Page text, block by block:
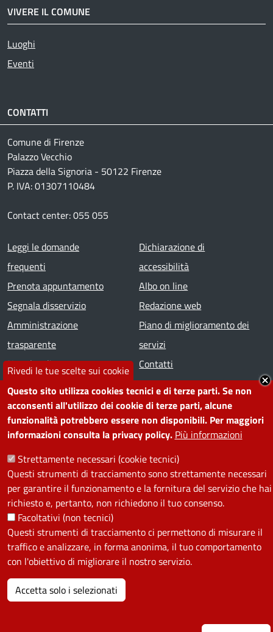
Rivedi le tue scelte sui cookie
Questo sito utilizza cookies tecnici e di terze parti. Se non
acconsenti all'utilizzo dei cookie di terze parti, alcune
funzionalità potrebbero essere non disponibili. Per maggiori
informazioni consulta la privacy policy. Più informazioni
Strettamente necessari (cookie tecnici)
Questi strumenti di tracciamento sono strettamente necessari
per garantire il funzionamento e la fornitura del servizio che hai
richiesto e, pertanto, non richiedono il tuo consenso.
Facoltativi (non tecnici)
Questi strumenti di tracciamento ci permettono di misurare il
traffico e analizzare, in forma anonima, il tuo comportamento
con l'obiettivo di migliorare il nostro servizio.
Accetta solo i selezionati
VIVERE IL COMUNE
Luoghi
Eventi
CONTATTI
Comune di Firenze
Palazzo Vecchio
Piazza della Signoria - 50122 Firenze
P. IVA: 01307110484
Contact center: 055 055
Footer menu
Leggi le domande
frequenti
Prenota appuntamento
Segnala disservizio
Amministrazione
trasparente
Note legali
Dichiarazione di
accessibilità
Albo on line
Redazione web
Piano di miglioramento dei
servizi
Contatti
SEGUICI SU
Facebook
Instagram
YouTube
Telegram
WhatsApp
TwitterLinkedin
PRIVACY
Useful links section
La Privacy nel Comune
PRIVACY